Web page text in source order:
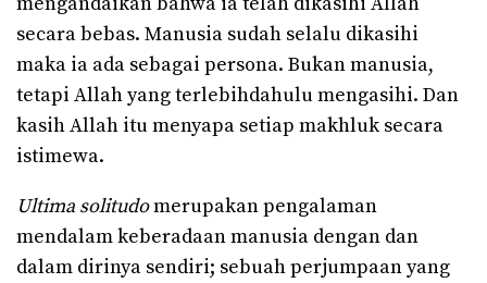
secara bebas. Manusia sudah selalu dikasihi
maka ia ada sebagai persona. Bukan manusia,
tetapi Allah yang terlebihdahulu mengasihi. Dan
kasih Allah itu menyapa setiap makhluk secara
istimewa.
Ultima solitudomerupakan pengalaman
mendalam keberadaan manusia dengan dan
dalam dirinya sendiri; sebuah perjumpaan yang